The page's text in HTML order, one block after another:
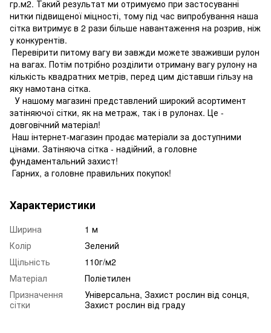
гр.м2. Такий результат ми отримуємо при застосуванні
нитки підвищеної міцності, тому під час випробування наша
сітка витримує в 2 рази більше навантаження на розрив, ніж
у конкурентів.
Перевірити питому вагу ви завжди можете зваживши рулон
на вагах. Потім потрібно розділити отриману вагу рулону на
кількість квадратних метрів, перед цим діставши гільзу на
яку намотана сітка.
У нашому магазині представлений широкий асортимент
затіняючої сітки, як на метраж, так і в рулонах. Це -
довговічний матеріал!
Наш інтернет-магазин продає матеріали за доступними
цінами. Затіняюча сітка - надійний, а головне
фундаментальний захист!
Гарних, а головне правильних покупок!
Характеристики
Ширина
1 м
Колір
Зелений
Щільність
110г/м2
Матеріал
Поліетилен
Призначення
сітки
Універсальна, Захист рослин від сонця,
Захист рослин від граду